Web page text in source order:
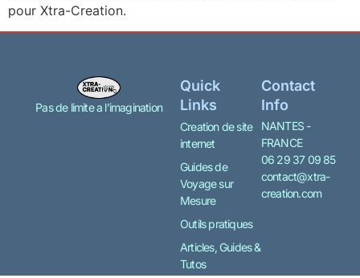
pour Xtra-Creation.
Pas de limite a l’imagination
Quick
Links
Creation de site
internet
Guides de
Voyage sur
Mesure
Outils pratiques
Articles, Guides &
Tutos
Contact
Info
NANTES -
FRANCE
06 29 37 09 85
contact@xtra-
creation.com